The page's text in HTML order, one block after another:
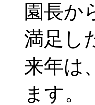
園長か
満足し
来年は
ます。